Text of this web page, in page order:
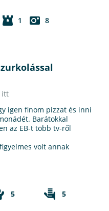
1 8
itt
igen finom pizzat és inni
Barátokkal
az EB-t több tv-ről
volt annak
5
5